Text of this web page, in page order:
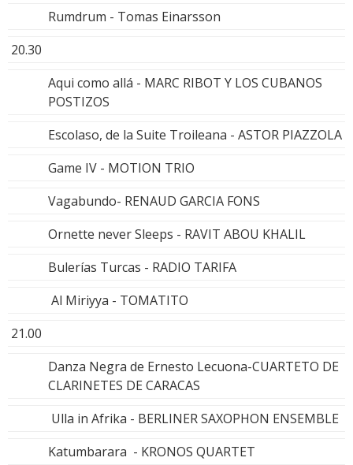
Rumdrum - Tomas Einarsson
20.30
Aqui como allá - MARC RIBOT Y LOS CUBANOS
POSTIZOS
Escolaso, de la Suite Troileana - ASTOR PIAZZOLA
Game IV - MOTION TRIO
Vagabundo- RENAUD GARCIA FONS
Ornette never Sleeps - RAVIT ABOU KHALIL
Bulerías Turcas - RADIO TARIFA
Al Miriyya - TOMATITO
21.00
Danza Negra de Ernesto Lecuona-CUARTETO DE
CLARINETES DE CARACAS
Ulla in Afrika - BERLINER SAXOPHON ENSEMBLE
Katumbarara - KRONOS QUARTET